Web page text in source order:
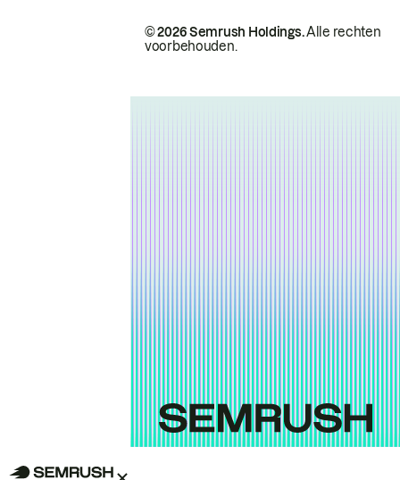
© 2026 Semrush Holdings.Alle rechten
voorbehouden.